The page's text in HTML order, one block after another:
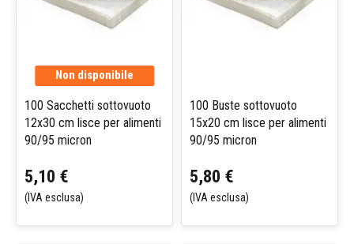
Non disponibile
100 Sacchetti sottovuoto
12x30 cm lisce per alimenti
90/95 micron
5,10 €
(IVA esclusa)
100 Buste sottovuoto
15x20 cm lisce per alimenti
90/95 micron
5,80 €
(IVA esclusa)